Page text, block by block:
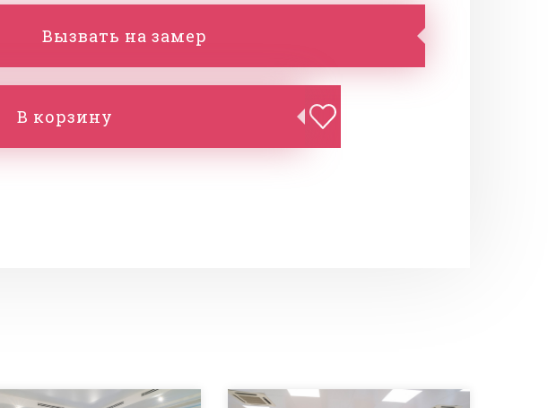
Вызвать на замер
В корзину